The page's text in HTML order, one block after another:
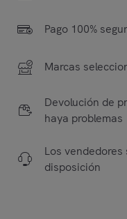
Pago 100%
Marcas
Devolución de
haya problemas
Los
disposición